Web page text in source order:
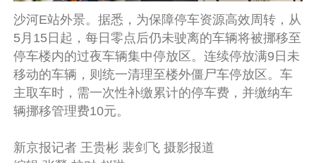
沙河E站外景。据悉，为保障停车资源高效周转，从
5月15日起，每日零点后仍未驶离的车辆将被挪移至
停车楼内的过夜车辆集中停放区。连续停放满9日未
移动的车辆，则统一清理至楼外僵尸车停放区。车
主取车时，需一次性补缴累计的停车费，并缴纳车
辆挪移管理费10元。
新京报记者 王贵彬 裴剑飞 摄影报道